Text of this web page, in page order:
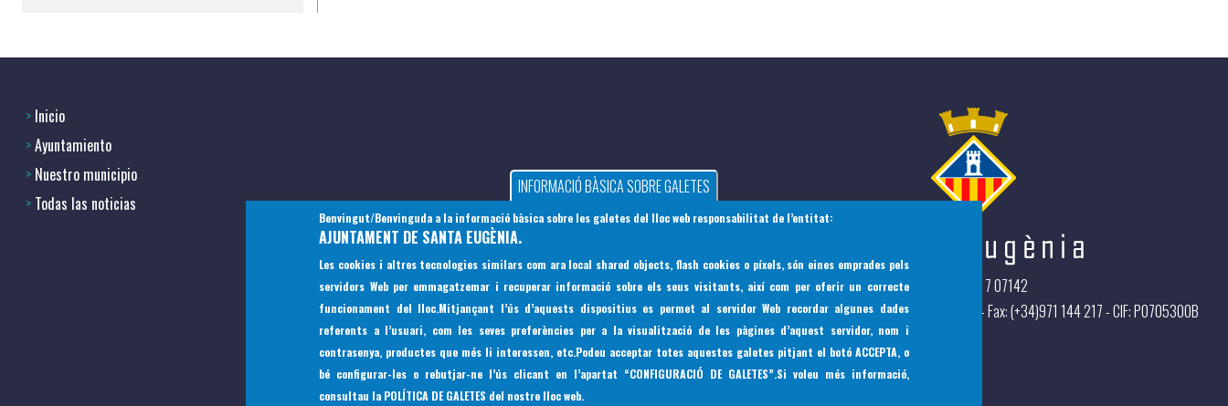
Footer
menu
1
Inicio
Ayuntamiento
Nuestro municipio
Todas las noticias
Pça Bernat de Santa Eugènia, 7 07142
Teléfono (+34) 971 144397 - Fax: (+34)971 144 217 - CIF: P0705300B
INFORMACIÓ BÀSICA SOBRE GALETES
Benvingut/Benvinguda a la informació bàsica sobre les galetes del lloc web responsabilitat de l’entitat:
AJUNTAMENT DE SANTA EUGÈNIA.
Les cookies i altres tecnologies similars com ara local shared objects, flash cookies o píxels, són eines emprades pels
servidors Web per emmagatzemar i recuperar informació sobre els seus visitants, així com per oferir un correcte
funcionament del lloc.Mitjançant l’ús d’aquests dispositius es permet al servidor Web recordar algunes dades
referents a l’usuari, com les seves preferències per a la visualització de les pàgines d’aquest servidor, nom i
contrasenya, productes que més li interessen, etc.Podeu acceptar totes aquestes galetes pitjant el botó ACCEPTA, o
bé configurar-les o rebutjar-ne l’ús clicant en l’apartat “CONFIGURACIÓ DE GALETES”.Si voleu més informació,
consultau la POLÍTICA DE GALETES del nostre lloc web.